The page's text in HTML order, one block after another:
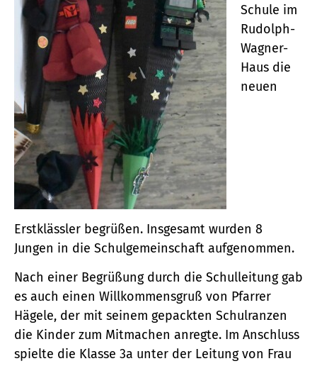
Schule im
Rudolph-
Wagner-
Haus die
neuen
Erstklässler begrüßen. Insgesamt wurden 8
Jungen in die Schulgemeinschaft aufgenommen.
Nach einer Begrüßung durch die Schulleitung gab
es auch einen Willkommensgruß von Pfarrer
Hägele, der mit seinem gepackten Schulranzen
die Kinder zum Mitmachen anregte. Im Anschluss
spielte die Klasse 3a unter der Leitung von Frau